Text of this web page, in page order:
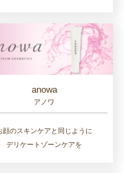
anowa
アノワ
顔のスキンケアと同じように
デリケートゾーンケアを